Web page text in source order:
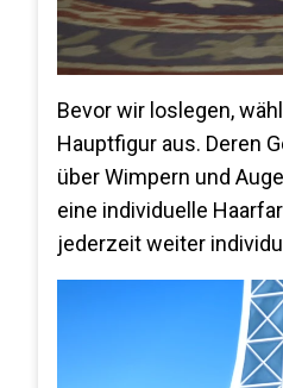
Bevor wir loslegen,
Hauptfigur aus. Deren
über Wimpern und
eine individuelle
jederzeit weiter